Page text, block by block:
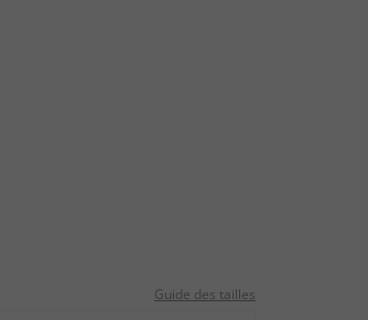
Guide des tailles